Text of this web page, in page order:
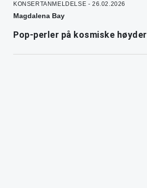
KONSERTANMELDELSE - 26.02.2026
Magdalena Bay
Pop-perler på kosmiske høyder